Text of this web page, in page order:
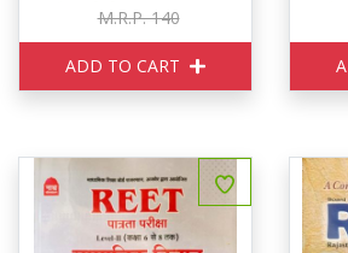
M.R.P. 140
ADD TO CART